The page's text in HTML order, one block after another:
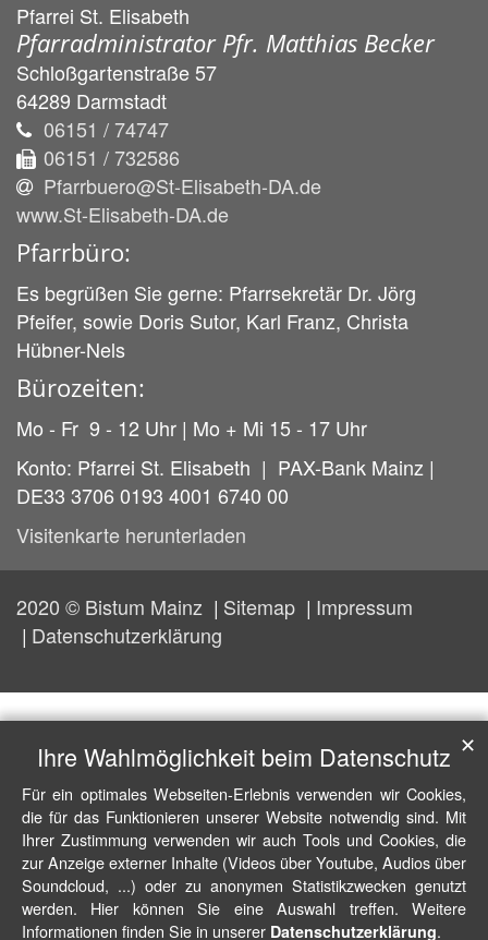
Pfarrei St. Elisabeth
Pfarradministrator Pfr. Matthias Becker
Schloßgartenstraße 57
64289 Darmstadt
06151 / 74747
06151 / 732586
Pfarrbuero@St-Elisabeth-DA.de
www.St-Elisabeth-DA.de
Pfarrbüro:
Es begrüßen Sie gerne: Pfarrsekretär Dr. Jörg
Pfeifer, sowie Doris Sutor, Karl Franz, Christa
Hübner-Nels
Bürozeiten:
Mo - Fr 9 - 12 Uhr | Mo + Mi 15 - 17 Uhr
Konto: Pfarrei St. Elisabeth | PAX-Bank Mainz |
DE33 3706 0193 4001 6740 00
Visitenkarte herunterladen
2020 © Bistum Mainz Sitemap
Impressum
Datenschutzerklärung
Ihre Wahlmöglichkeit beim Datenschutz
Für ein optimales Webseiten-Erlebnis verwenden wir Cookies,
die für das Funktionieren unserer Website notwendig sind. Mit
Ihrer Zustimmung verwenden wir auch Tools und Cookies, die
zur Anzeige externer Inhalte (Videos über Youtube, Audios über
Soundcloud, ...) oder zu anonymen Statistikzwecken genutzt
werden. Hier können Sie eine Auswahl treffen. Weitere
Informationen finden Sie in unserer Datenschutzerklärung.
✕